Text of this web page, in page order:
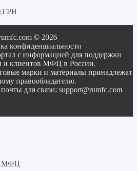
© 2026
конфиденциальности
с информацией для поддержки
и клиентов МФЦ в России.
марки и материалы принадлежат
правообладателю.
для связи: support@rumfc.com
МФЦ